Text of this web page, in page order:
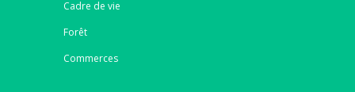
Cadre de vie
Forêt
Commerces